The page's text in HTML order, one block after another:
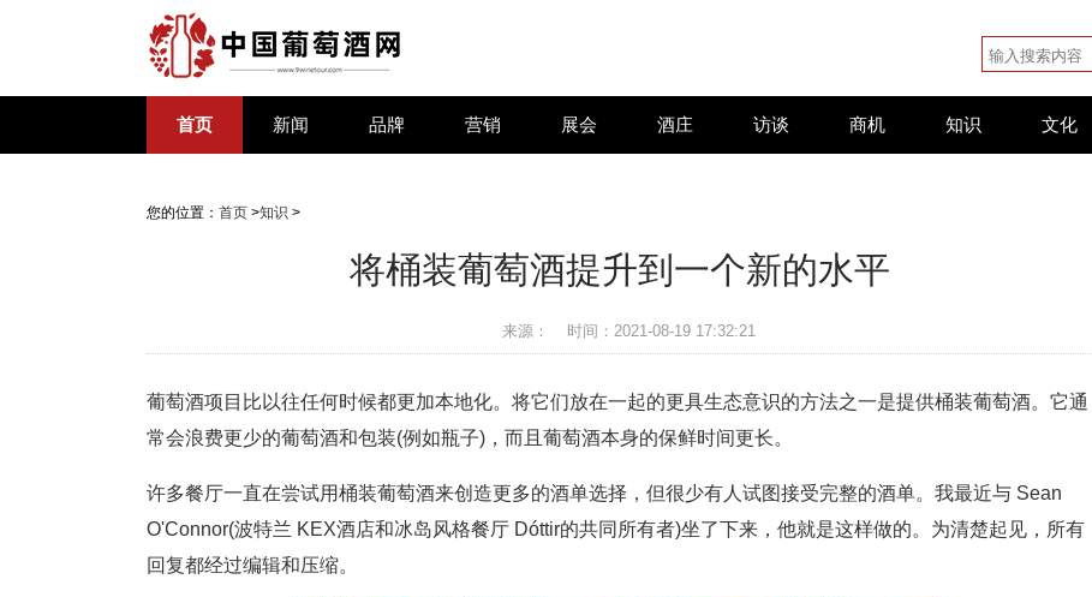
首页 新闻 品牌 营销 展会 酒庄 访谈 商机 知识 文化
您的位置： 首页 >知识 >
将桶装葡萄酒提升到一个新的水平
来源： 时间：2021-08-19 17:32:21
葡萄酒项目比以往任何时候都更加本地化。将它们放在一起的更具生态意识的方法之一是提供桶装葡萄酒。它通
常会浪费更少的葡萄酒和包装(例如瓶子)，而且葡萄酒本身的保鲜时间更长。
许多餐厅一直在尝试用桶装葡萄酒来创造更多的酒单选择，但很少有人试图接受完整的酒单。我最近与 Sean
O'Connor(波特兰 KEX酒店和冰岛风格餐厅 Dóttir的共同所有者)坐了下来，他就是这样做的。为清楚起见，所有
回复都经过编辑和压缩。